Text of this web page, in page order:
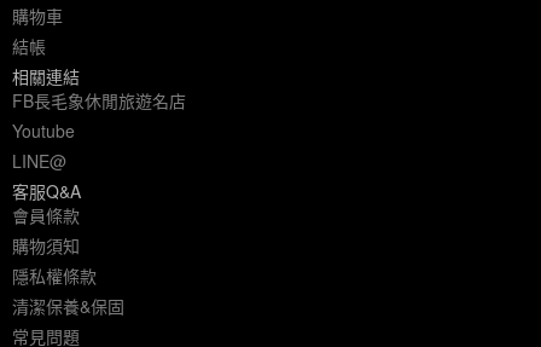
購物車
結帳
相關連結
FB長毛象休閒旅遊名店
Youtube
LINE@
客服Q&A
會員條款
購物須知
隱私權條款
清潔保養&保固
常見問題